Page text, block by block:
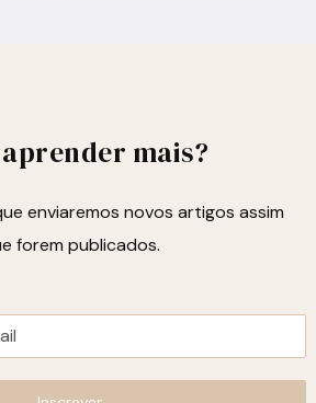
mais?
enviaremos novos artigos assim
forem publicados.